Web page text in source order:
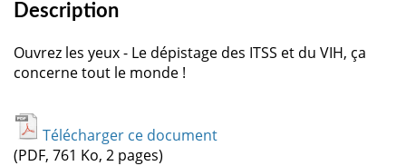
Description
Ouvrez les yeux - Le dépistage des ITSS et du VIH, ça
concerne tout le monde !
Télécharger ce document
(PDF, 761 Ko, 2 pages)